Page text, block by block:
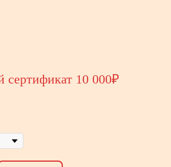
сертификат 10 000₽